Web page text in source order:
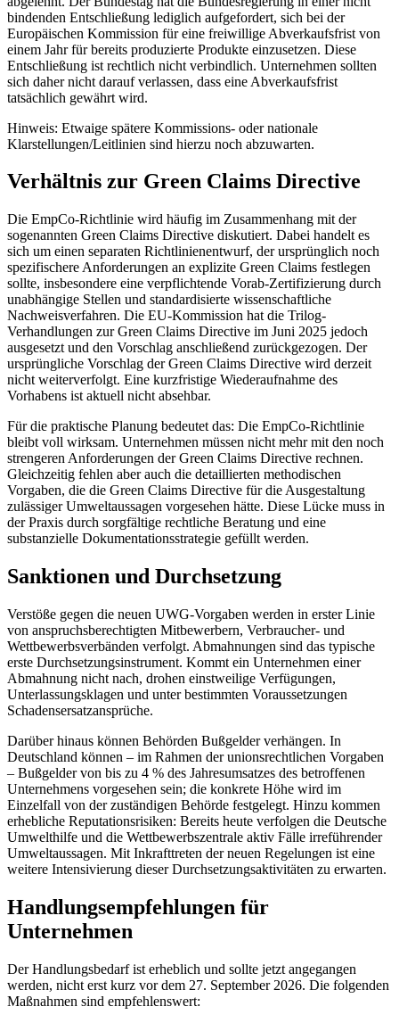
bindenden Entschließung lediglich aufgefordert, sich bei der
Europäischen Kommission für eine freiwillige Abverkaufsfrist von
einem Jahr für bereits produzierte Produkte einzusetzen. Diese
Entschließung ist rechtlich nicht verbindlich. Unternehmen sollten
sich daher nicht darauf verlassen, dass eine Abverkaufsfrist
tatsächlich gewährt wird.
Hinweis: Etwaige spätere Kommissions- oder nationale
Klarstellungen/Leitlinien sind hierzu noch abzuwarten.
Verhältnis zur Green Claims Directive
Die EmpCo-Richtlinie wird häufig im Zusammenhang mit der
sogenannten Green Claims Directive diskutiert. Dabei handelt es
sich um einen separaten Richtlinienentwurf, der ursprünglich noch
spezifischere Anforderungen an explizite Green Claims festlegen
sollte, insbesondere eine verpflichtende Vorab-Zertifizierung durch
unabhängige Stellen und standardisierte wissenschaftliche
Nachweisverfahren. Die EU-Kommission hat die Trilog-
Verhandlungen zur Green Claims Directive im Juni 2025 jedoch
ausgesetzt und den Vorschlag anschließend zurückgezogen. Der
ursprüngliche Vorschlag der Green Claims Directive wird derzeit
nicht weiterverfolgt. Eine kurzfristige Wiederaufnahme des
Vorhabens ist aktuell nicht absehbar.
Für die praktische Planung bedeutet das: Die EmpCo-Richtlinie
bleibt voll wirksam. Unternehmen müssen nicht mehr mit den noch
strengeren Anforderungen der Green Claims Directive rechnen.
Gleichzeitig fehlen aber auch die detaillierten methodischen
Vorgaben, die die Green Claims Directive für die Ausgestaltung
zulässiger Umweltaussagen vorgesehen hätte. Diese Lücke muss in
der Praxis durch sorgfältige rechtliche Beratung und eine
substanzielle Dokumentationsstrategie gefüllt werden.
Sanktionen und Durchsetzung
Verstöße gegen die neuen UWG-Vorgaben werden in erster Linie
von anspruchsberechtigten Mitbewerbern, Verbraucher- und
Wettbewerbsverbänden verfolgt. Abmahnungen sind das typische
erste Durchsetzungsinstrument. Kommt ein Unternehmen einer
Abmahnung nicht nach, drohen einstweilige Verfügungen,
Unterlassungsklagen und unter bestimmten Voraussetzungen
Schadensersatzansprüche.
Darüber hinaus können Behörden Bußgelder verhängen. In
Deutschland können – im Rahmen der unionsrechtlichen Vorgaben
– Bußgelder von bis zu 4 % des Jahresumsatzes des betroffenen
Unternehmens vorgesehen sein; die konkrete Höhe wird im
Einzelfall von der zuständigen Behörde festgelegt. Hinzu kommen
erhebliche Reputationsrisiken: Bereits heute verfolgen die Deutsche
Umwelthilfe und die Wettbewerbszentrale aktiv Fälle irreführender
Umweltaussagen. Mit Inkrafttreten der neuen Regelungen ist eine
weitere Intensivierung dieser Durchsetzungsaktivitäten zu erwarten.
Handlungsempfehlungen für
Unternehmen
Der Handlungsbedarf ist erheblich und sollte jetzt angegangen
werden, nicht erst kurz vor dem 27. September 2026. Die folgenden
Maßnahmen sind empfehlenswert: